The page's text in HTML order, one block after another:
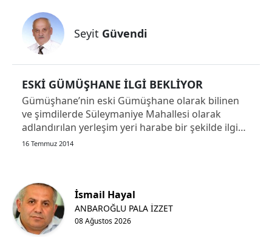
Tekirdağ
Tokat
Muhtar, aza, vekil senden emin olacak. Öğretmen,
öğrenci senden...
Seyit Güvendi
ESKİ GÜMÜŞHANE İLGİ BEKLİYOR
Gümüşhane’nin eski Gümüşhane olarak bilinen
ve şimdilerde Süleymaniye Mahallesi olarak
adlandırılan yerleşim yeri harabe bir şekilde ilgi
bekliyor. Doğankent Süttaşı Mahallesi Deregözü
ziyaretimiz sırasında ilgimizi çeken d...
16 Temmuz 2014
İsmail Hayal
08 Ağustos 2026
ANBAROĞLU PALA İZZET